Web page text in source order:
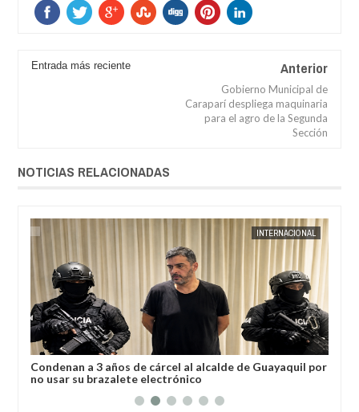
Entrada más reciente Anterior
Gobierno Municipal de
Caraparí despliega maquinaria
para el agro de la Segunda
Sección
NOTICIAS RELACIONADAS
INTERNACIONAL
Condenan a 3 años de cárcel al alcalde de Guayaquil por
no usar su brazalete electrónico
JORGE